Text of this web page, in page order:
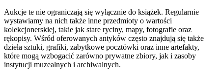
Aukcje te nie ograniczają się wyłącznie do książek. Regularnie
wystawiamy na nich także inne przedmioty o wartości
kolekcjonerskiej, takie jak stare ryciny, mapy, fotografie oraz
rękopisy. Wśród oferowanych antyków często znajdują się także
dzieła sztuki, grafiki, zabytkowe pocztówki oraz inne artefakty,
które mogą wzbogacić zarówno prywatne zbiory, jak i zasoby
instytucji muzealnych i archiwalnych.